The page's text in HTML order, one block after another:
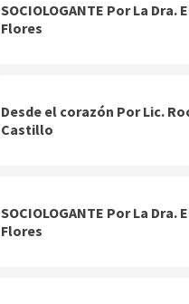
SOCIOLOGANTE Por La Dra.
Flores
Desde el corazón Por Lic.
Castillo
SOCIOLOGANTE Por La Dra.
Flores